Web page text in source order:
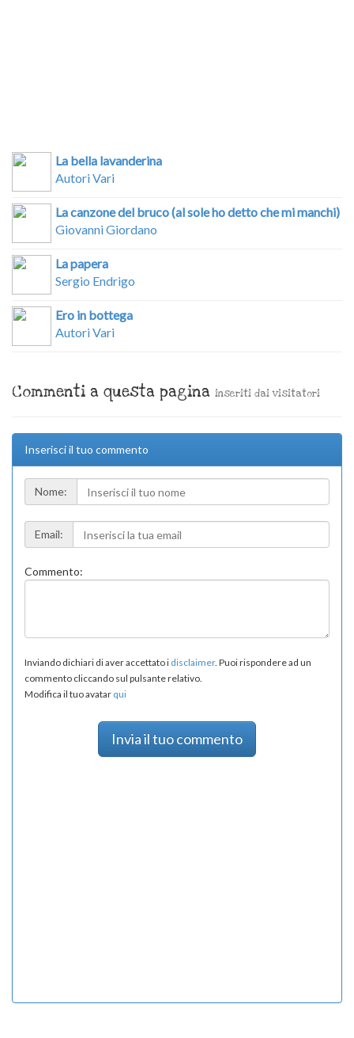
La bella lavanderina
Autori Vari
La canzone del bruco (al sole ho detto che mi manchi)
Giovanni Giordano
La papera
Sergio Endrigo
Ero in bottega
Autori Vari
Commenti a questa pagina inseriti dai visitatori
Inserisci il tuo commento
Nome:
Email:
Commento:
Inviando dichiari di aver accettato i disclaimer. Puoi rispondere ad un
commento cliccando sul pulsante relativo.
Modifica il tuo avatar qui
Invia il tuo commento